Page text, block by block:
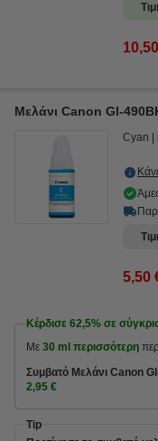
Μελάνι Canon GI-
Cyan
5,50
Κέρδισε 62,5% σε
Με 30 ml περισσότερη
Συμβατό Μελάνι Canon
2,95 €
Tip